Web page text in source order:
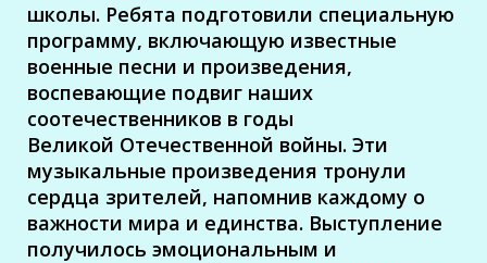
школы. Ребята подготовили специальную
программу, включающую известные
военные песни и произведения,
воспевающие подвиг наших
соотечественников в годы
Великой Отечественной войны. Эти
музыкальные произведения тронули
сердца зрителей, напомнив каждому о
важности мира и единства. Выступление
получилось эмоциональным и